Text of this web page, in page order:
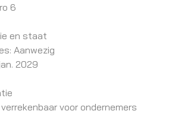
6
en staat
Aanwezig
2029
voor ondernemers